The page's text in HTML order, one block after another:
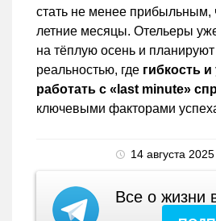
стать не менее прибыльным,
летние месяцы. Отельеры
на тёплую осень и
реальностью, где гибкость
работать с «last minute»
ключевыми факторами
14 августа 2025
Все о жизни